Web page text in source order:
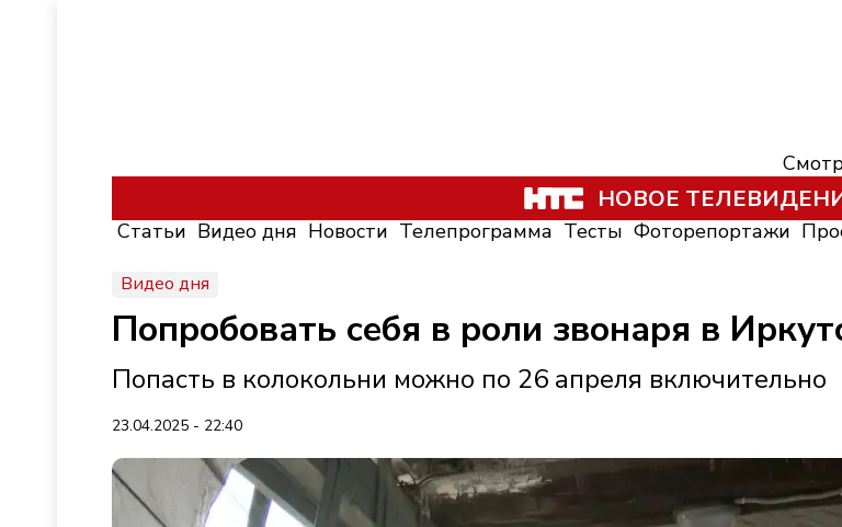
НОВОЕ
Статьи Видео дня Новости Телепрограмма Тесты Фоторепортажи
Видео дня
Попробовать себя в роли звонаря в
Попасть в колокольни можно по 26 апреля включительно
23.04.2025 - 22:40